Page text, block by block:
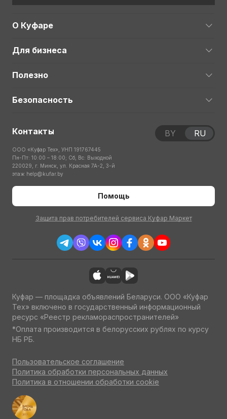
О Куфаре
Для бизнеса
Полезно
Безопасность
Контакты
ООО «Куфар Тех», УНП 191767445
Пн-Пт: 10:00 – 18:00; Сб, Вс: Выходной
220029, г. Минск, ул. Красная 7А-2, 3-й
этаж help@kufar.by
Помощь
Защита прав потребителей сервиса Куфар Маркет
BY RU
Куфар — площадка объявлений Беларуси. ООО «Куфар
Тех» включено в государственный информационный
ресурс «Реестр рекламораспространителей»
*Оплата производится в белорусских рублях по курсу
НБ РБ.
Пользовательское соглашение
Политика обработки персональных данных
Политика в отношении обработки cookie